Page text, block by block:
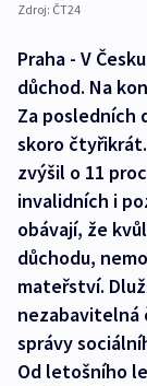
Zdroj: ČT24
Praha - V
důchod. Na
Za
skoro
zvýšil o 11
invalidních i
obávají, že
důchodu,
mateřství.
nezabavitelná
správy
Od letošního